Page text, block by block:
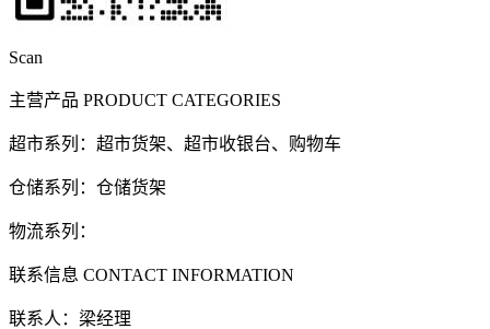
Scan
主营产品 PRODUCT CATEGORIES
超市系列：超市货架、超市收银台、购物车
仓储系列：仓储货架
物流系列：
联系信息 CONTACT INFORMATION
联系人：梁经理